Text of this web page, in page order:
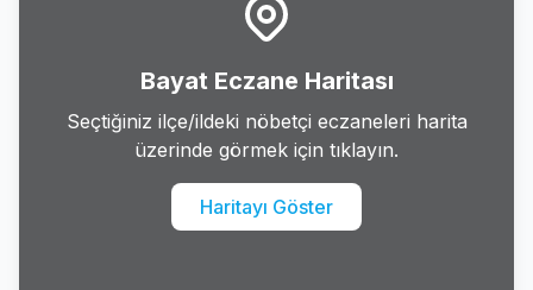
Bayat Eczane Haritası
Seçtiğiniz ilçe/ildeki nöbetçi eczaneleri harita
üzerinde görmek için tıklayın.
Haritayı Göster